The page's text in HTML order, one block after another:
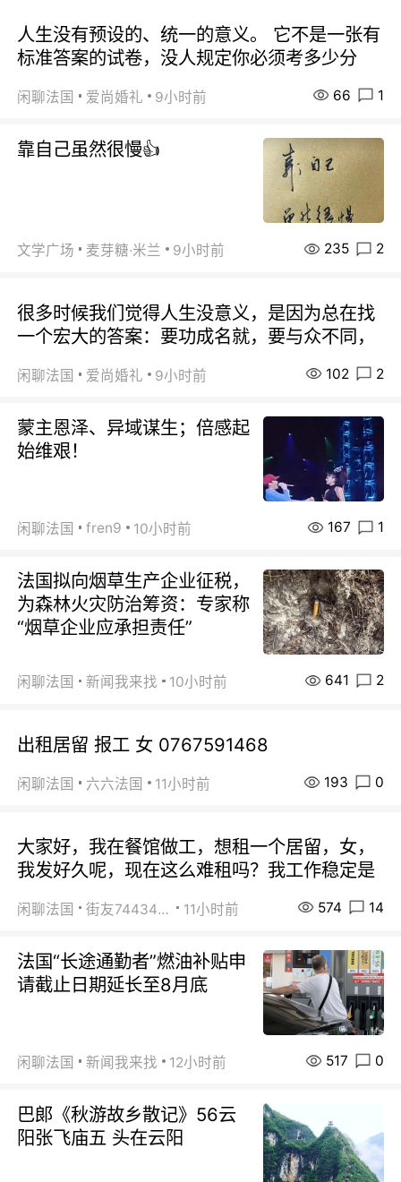
人生没有预设的、统一的意义。 它不是一张有
标准答案的试卷，没人规定你必须考多少分
闲聊法国 爱尚婚礼 9小时前 66 1
靠自己虽然很慢👍
文学广场 麦芽糖·米兰 9小时前 235 2
很多时候我们觉得人生没意义，是因为总在找
一个宏大的答案：要功成名就，要与众不同，
闲聊法国 爱尚婚礼 9小时前 102 2
蒙主恩泽、异域谋生；倍感起
始维艰！
闲聊法国 fren9 10小时前 167 1
法国拟向烟草生产企业征税，
为森林火灾防治筹资：专家称
“烟草企业应承担责任”
闲聊法国 新闻我来找 10小时前 641 2
出租居留 报工 女 0767591468
闲聊法国 六六法国 11小时前 193 0
大家好，我在餐馆做工，想租一个居留，女，
我发好久呢，现在这么难租吗？我工作稳定是
闲聊法国 街友74434350 11小时前 574 14
法国“长途通勤者”燃油补贴申
请截止日期延长至8月底
闲聊法国 新闻我来找 12小时前 517 0
巴郞《秋游故乡散记》56云
阳张飞庙五 头在云阳